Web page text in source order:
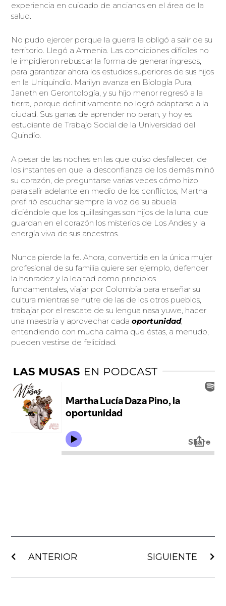
experiencia en cuidado de ancianos en el área de la
salud.
No pudo ejercer porque la guerra la obligó a salir de su
territorio. Llegó a Armenia. Las condiciones difíciles no
le impidieron rebuscar la forma de generar ingresos,
para garantizar ahora los estudios superiores de sus hijos
en la Uniquindío. Marilyn avanza en Biología Pura,
Janeth en Gerontología, y su hijo menor regresó a la
tierra, porque definitivamente no logró adaptarse a la
ciudad. Sus ganas de aprender no paran, y hoy es
estudiante de Trabajo Social de la Universidad del
Quindío.
A pesar de las noches en las que quiso desfallecer, de
los instantes en que la desconfianza de los demás minó
su corazón, de preguntarse varias veces cómo hizo
para salir adelante en medio de los conflictos, Martha
prefirió escuchar siempre la voz de su abuela
diciéndole que los quillasingas son hijos de la luna, que
guardan en el corazón los misterios de Los Andes y la
energía viva de sus ancestros.
Nunca pierde la fe. Ahora, convertida en la única mujer
profesional de su familia quiere ser ejemplo, defender
la honradez y la lealtad como principios
fundamentales, viajar por Colombia para enseñar su
cultura mientras se nutre de las de los otros pueblos,
trabajar por el rescate de su lengua nasa yuwe, hacer
una maestría y aprovechar cadaoportunidad,
entendiendo con mucha calma que éstas, a menudo,
pueden vestirse de felicidad.
ANTERIOR SIGUIENTE